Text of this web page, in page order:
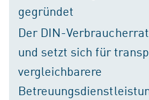
gegründet
Der DIN-
und setzt sich für
vergleichbarere